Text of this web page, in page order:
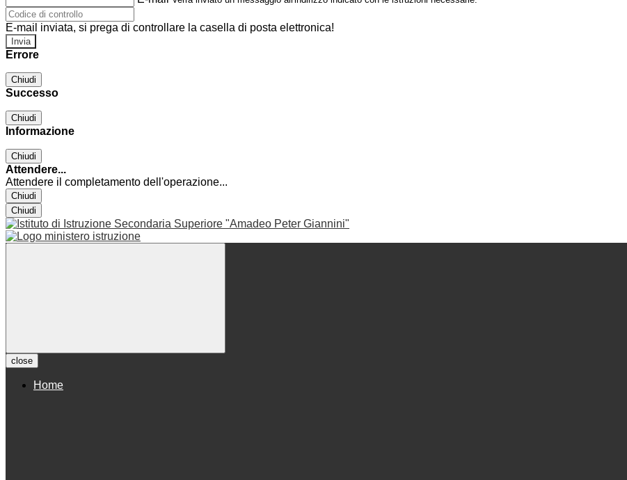
E-mail inviata, si prega di controllare la casella di posta elettronica!
Errore
Chiudi
Successo
Chiudi
Informazione
Chiudi
Attendere...
Attendere il completamento dell'operazione...
Chiudi
Chiudi
close
Home